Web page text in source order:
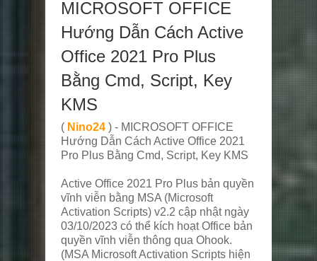
MICROSOFT OFFICE
Hướng Dẫn Cách Active
Office 2021 Pro Plus
Bằng Cmd, Script, Key
KMS
( Nino24 ) - MICROSOFT OFFICE
Hướng Dẫn Cách Active Office 2021
Pro Plus Bằng Cmd, Script, Key KMS
Active Office 2021 Pro Plus bản quyền
vĩnh viễn bằng MSA (Microsoft
Activation Scripts) v2.2 cập nhật ngày
03/10/2023 có thể kích hoạt Office bản
quyền vĩnh viễn thông qua Ohook.
(MSA Microsoft Activation Scripts hiện